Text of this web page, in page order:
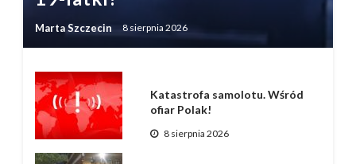
Marta Szczecin 8 sierpnia 2026
Katastrofa samolotu. Wśród
ofiar Polak!
8 sierpnia 2026